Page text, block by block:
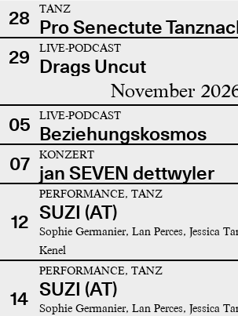
28
TANZ
Pro Senectute
29
LIVE-PODCAST
Drags Uncut
November
05 LIVE-PODCAST
Beziehungskosmos
07
KONZERT
jan SEVEN dettwyler
12
PERFORMANCE, TANZ
SUZI (AT)
Sophie Germanier, Lan Perces, Jessica
Kenel
14
PERFORMANCE, TANZ
SUZI (AT)
Sophie Germanier, Lan Perces, Jessica